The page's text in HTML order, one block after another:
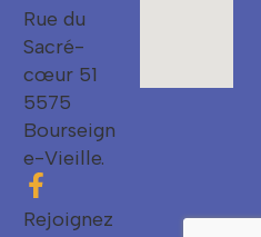
Rue du
Sacré-
cœur 51
5575
Bourseign
e-Vieille.
Rejoignez